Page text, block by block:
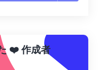
❤️作成者